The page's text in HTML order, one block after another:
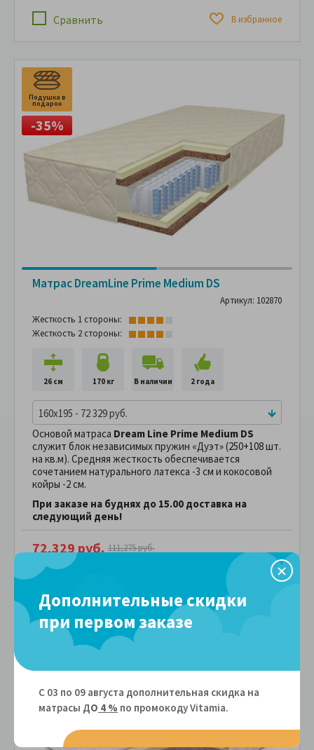
Сравнить В избранное
Подушка в
подарок
-35%
Матрас DreamLine Prime Medium DS
Артикул: 102870
Жесткость 1 стороны:
Жесткость 2 стороны:
26 см 170 кг В наличии 2 года
160x195 - 72 329 руб.
Основой матраса Dream Line Prime Medium DS
служит блок независимых пружин «Дуэт» (250+108 шт.
на кв.м). Средняя жесткость обеспечивается
сочетанием натурального латекса -3 см и кокосовой
койры -2 см.
При заказе на буднях до 15.00 доставка на
следующий день!
Сравнить В избранное
72,329 руб. 111,275 руб.
В рассрочку без переплаты
за
ПОДРОБНЕЕ
подарок
-35%
Дополнительные скидки
при первом заказе
С 03 по 09 августа дополнительная скидка на
матрасы ДО 4 % по промокоду Vitamiа.